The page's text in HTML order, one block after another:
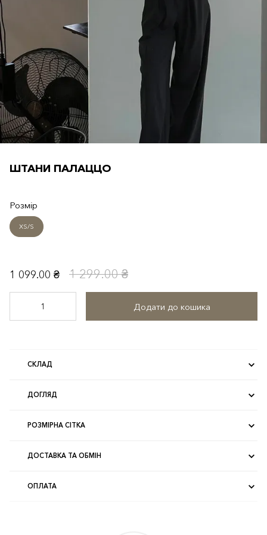
ШТАНИ ПАЛАЦЦО
Розмір
XS/S
1 099.00 ₴ 1 299.00 ₴
Додати до кошика
СКЛАД
ДОГЛЯД
РОЗМІРНА СІТКА
ДОСТАВКА ТА ОБМІН
ОПЛАТА